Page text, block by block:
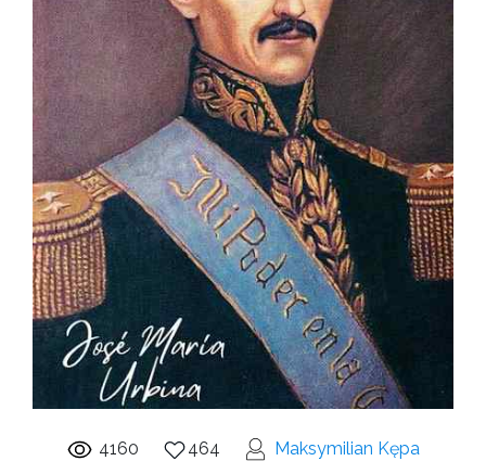
4160 464 Maksymilian Kępa